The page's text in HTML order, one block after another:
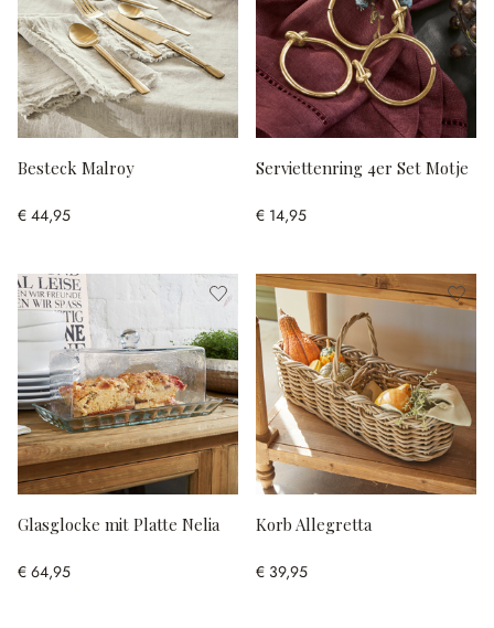
Besteck Malroy
€ 44,95
Serviettenring 4er Set Motje
€ 14,95
Glasglocke mit Platte Nelia
€ 64,95
Korb Allegretta
€ 39,95